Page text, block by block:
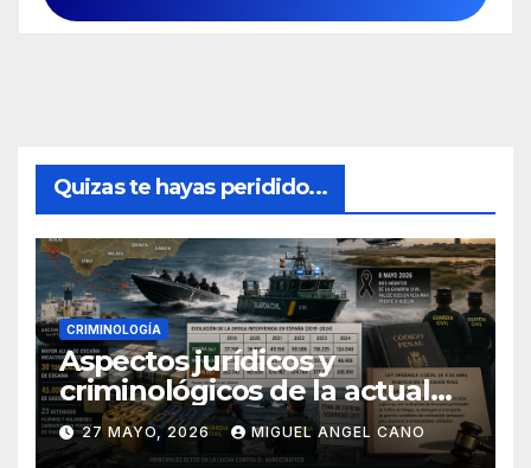
Quizas te hayas peridido...
CRIMINOLOGÍA
Aspectos jurídicos y
criminológicos de la actual
lucha contra el narcotráfico
en el sur de España
27 MAYO, 2026 MIGUEL ANGEL CANO